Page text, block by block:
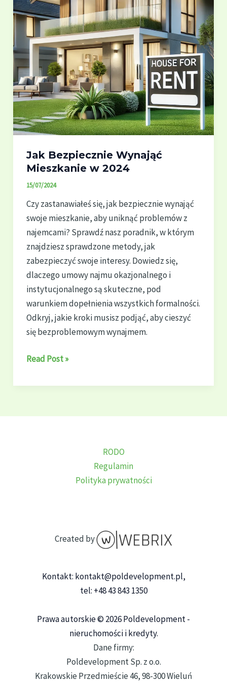
Jak Bezpiecznie Wynająć
Mieszkanie w 2024
15/07/2024
Czy zastanawiałeś się, jak bezpiecznie wynająć
swoje mieszkanie, aby uniknąć problemów z
najemcami? Sprawdź nasz poradnik, w którym
znajdziesz sprawdzone metody, jak
zabezpieczyć swoje interesy. Dowiedz się,
dlaczego umowy najmu okazjonalnego i
instytucjonalnego są skuteczne, pod
warunkiem dopełnienia wszystkich formalności.
Odkryj, jakie kroki musisz podjąć, aby cieszyć
się bezproblemowym wynajmem.
Jak
Wynająć
w
Read Post »
RODO
Regulamin
Polityka prywatności
Created by
Kontakt: kontakt@poldevelopment.pl,
tel: +48 43 843 1350
Prawa autorskie © 2026 Poldevelopment -
nieruchomości i kredyty.
Dane firmy:
Poldevelopment Sp. z o.o.
Krakowskie Przedmieście 46, 98-300 Wieluń